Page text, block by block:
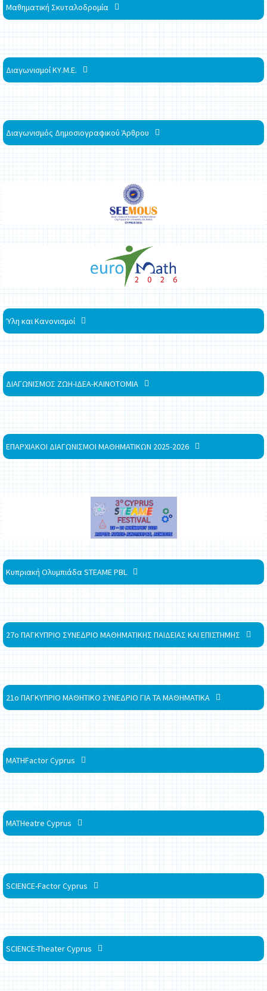
Μαθηματική Σκυταλοδρομία
Διαγωνισμοί ΚΥ.Μ.Ε.
Διαγωνισμός Δημοσιογραφικού Άρθρου
Ύλη και Κανονισμοί
ΔΙΑΓΩΝΙΣΜΟΣ ΖΩΗ-ΙΔΕΑ-ΚΑΙΝΟΤΟΜΙΑ
ΕΠΑΡΧΙΑΚΟΙ ΔΙΑΓΩΝΙΣΜΟΙ ΜΑΘΗΜΑΤΙΚΩΝ 2025-2026
Κυπριακή Ολυμπιάδα STEAME PBL
27ο ΠΑΓΚΥΠΡΙΟ ΣΥΝΕΔΡΙΟ ΜΑΘΗΜΑΤΙΚΗΣ ΠΑΙΔΕΙΑΣ ΚΑΙ ΕΠΙΣΤΗΜΗΣ
21ο ΠΑΓΚΥΠΡΙΟ ΜΑΘΗΤΙΚΟ ΣΥΝΕΔΡΙΟ ΓΙΑ ΤΑ ΜΑΘΗΜΑΤΙΚΑ
MATHFactor Cyprus
MATHeatre Cyprus
SCIENCE-Factor Cyprus
SCIENCE-Theater Cyprus